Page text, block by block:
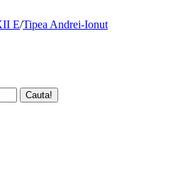
E/Tipea Andrei-Ionut